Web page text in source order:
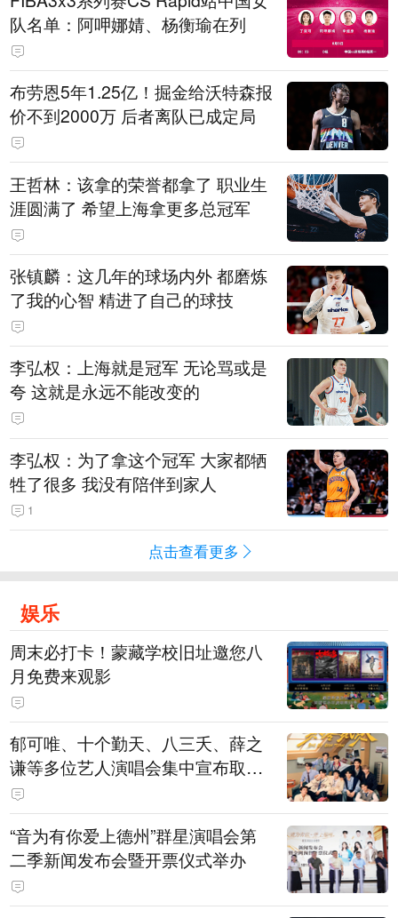
队名单：阿呷娜婧、杨衡瑜在列
布劳恩5年1.25亿！掘金给沃特森报
价不到2000万 后者离队已成定局
王哲林：该拿的荣誉都拿了 职业生
涯圆满了 希望上海拿更多总冠军
张镇麟：这几年的球场内外 都磨炼
了我的心智 精进了自己的球技
李弘权：上海就是冠军 无论骂或是
夸 这就是永远不能改变的
李弘权：为了拿这个冠军 大家都牺
牲了很多 我没有陪伴到家人
1
点击查看更多
娱乐
周末必打卡！蒙藏学校旧址邀您八
月免费来观影
郁可唯、十个勤天、八三夭、薛之
谦等多位艺人演唱会集中宣布取消
或延期
“音为有你爱上德州”群星演唱会第
二季新闻发布会暨开票仪式举办